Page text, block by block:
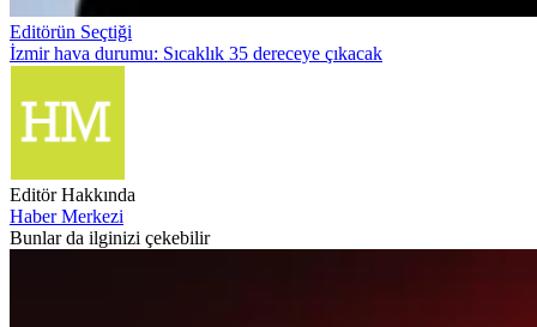
Editörün Seçtiği
İzmir hava durumu: Sıcaklık 35 dereceye çıkacak
Editör Hakkında
Haber Merkezi
Bunlar da ilginizi çekebilir